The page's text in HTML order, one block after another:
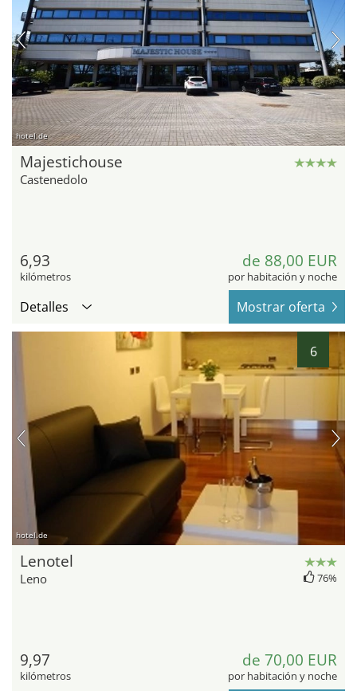
hotel.de
Majestichouse
Castenedolo
6,93
kilómetros
de 88,00 EUR
por habitación y noche
Detalles Mostrar oferta
6
hotel.de
Lenotel
Leno 76%
9,97
kilómetros
de 70,00 EUR
por habitación y noche